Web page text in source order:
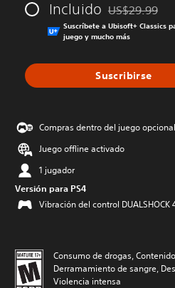
Incluido Rebajado del
US$29.99
Suscríbete a Ubisoft+ Classics
juego y mucho más
Suscribirse
Compras dentro del juego
Juego offline activado
1 jugador
Versión para PS4
Vibración del control DUALSHOCK
Consumo de drogas,
Derramamiento de sangre,
Violencia intensa